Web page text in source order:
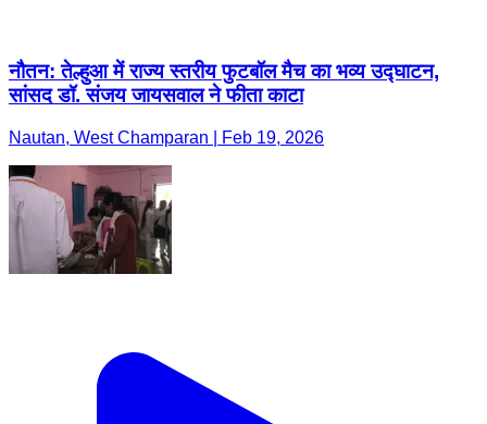
नौतन: तेल्हुआ में राज्य स्तरीय फुटबॉल मैच का भव्य उद्घाटन,
सांसद डॉ. संजय जायसवाल ने फीता काटा
Nautan, West Champaran | Feb 19, 2026